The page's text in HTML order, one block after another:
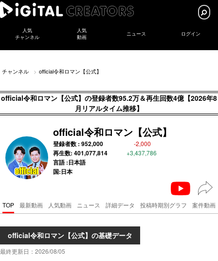
人気
チャンネル
人気
動画
ニュース ログイン
チャンネル official令和ロマン【公式】
official令和ロマン【公式】の登録者数95.2万＆再生回数4億【2026年8
月リアルタイム推移】
official令和ロマン【公式】
登録者数 : 952,000 -2,000
再生数: 401,077,814 +3,437,786
言語 :日本語
国:日本
TOP 最新動画 人気動画 ニュース 詳細データ 投稿時期別グラフ 案件動画
official令和ロマン【公式】の基礎データ
最終更新日：2026/08/05